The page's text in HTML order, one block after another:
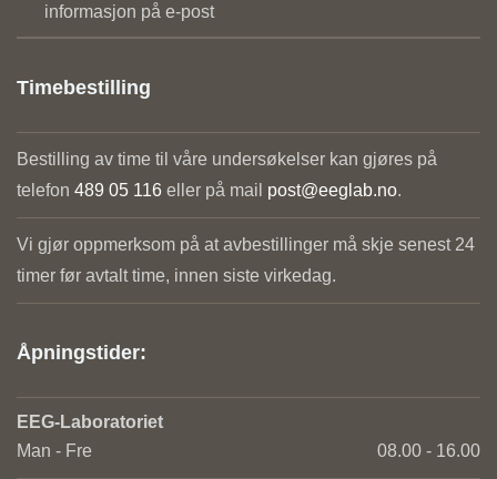
informasjon på e-post
Timebestilling
Bestilling av time til våre undersøkelser kan gjøres på
telefon 489 05 116 eller på mail post@eeglab.no.
Vi gjør oppmerksom på at avbestillinger må skje senest 24
timer før avtalt time, innen siste virkedag.
Åpningstider:
EEG-Laboratoriet
Man - Fre
08.00 - 16.00